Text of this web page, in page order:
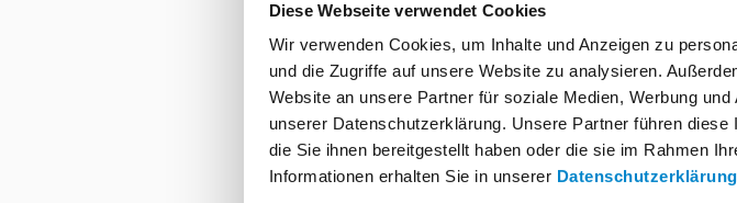
Diese Webseite verwendet Cookies
Wir verwenden Cookies, um Inhalte und Anzeigen zu
und die Zugriffe auf unsere Website zu analysieren.
Website an unsere Partner für soziale Medien, Werbung
unserer Datenschutzerklärung. Unsere Partner führen
die Sie ihnen bereitgestellt haben oder die sie im Rahmen
Informationen erhalten Sie in unserer Datenschutzerklärung
Wie erreicht man eine dauerhafte
Schadenbeseitigung auch bei Temperaturen
der Anpassung von Schächten, Straßenkappen